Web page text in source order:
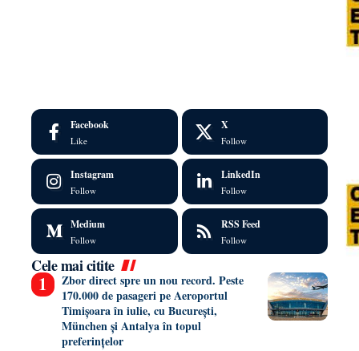
Facebook
Like
X
Follow
Instagram
Follow
LinkedIn
Follow
Medium
Follow
RSS Feed
Follow
Cele mai citite
Zbor direct spre un nou record. Peste
170.000 de pasageri pe Aeroportul
Timișoara în iulie, cu București,
München și Antalya în topul
preferințelor